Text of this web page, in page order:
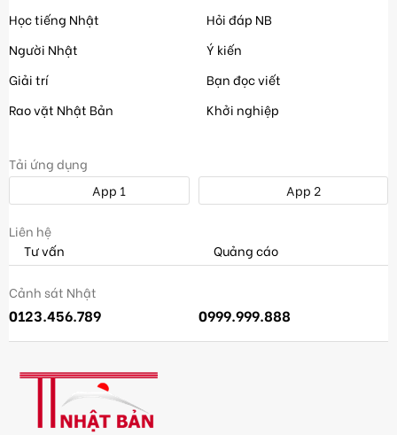
Học tiếng Nhật
Người Nhật
Giải trí
Rao vặt Nhật Bản
Hỏi đáp NB
Ý kiến
Bạn đọc viết
Khởi nghiệp
Tải ứng dụng
App 1
App 2
Liên hệ
Tư vấn
Quảng cáo
Cảnh sát Nhật
0123.456.789 0999.999.888